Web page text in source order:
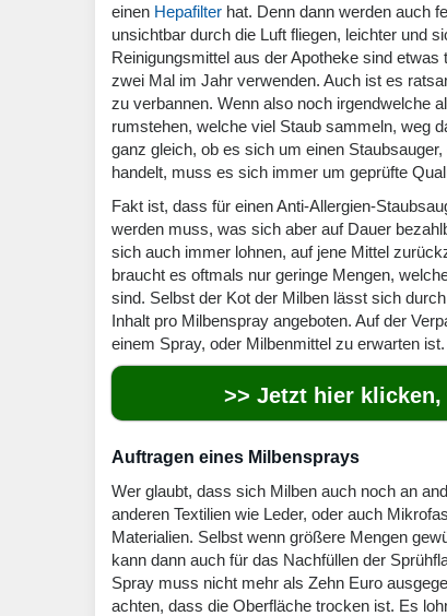
einen Hepafilter hat. Denn dann werden auch
unsichtbar durch die Luft fliegen, leichter und
Reinigungsmittel aus der Apotheke sind etwas
zwei Mal im Jahr verwenden. Auch ist es
zu verbannen. Wenn also noch irgendwelche
rumstehen, welche viel Staub sammeln, weg
ganz gleich, ob es sich um einen
handelt, muss es sich immer um geprüfte
Fakt ist, dass für einen Anti-Allergien-
werden muss, was sich aber auf Dauer
sich auch immer lohnen, auf jene Mittel
braucht es oftmals nur geringe Mengen,
sind. Selbst der Kot der Milben lässt sich
Inhalt pro Milbenspray angeboten. Auf der
einem Spray, oder Milbenmittel zu erwarten ist.
>> Jetzt hier
Auftragen eines Milbensprays
Wer glaubt, dass sich Milben auch noch an
anderen Textilien wie Leder, oder auch
Materialien. Selbst wenn größere Mengen
kann dann auch für das Nachfüllen der
Spray muss nicht mehr als Zehn Euro
achten, dass die Oberfläche trocken ist. Es